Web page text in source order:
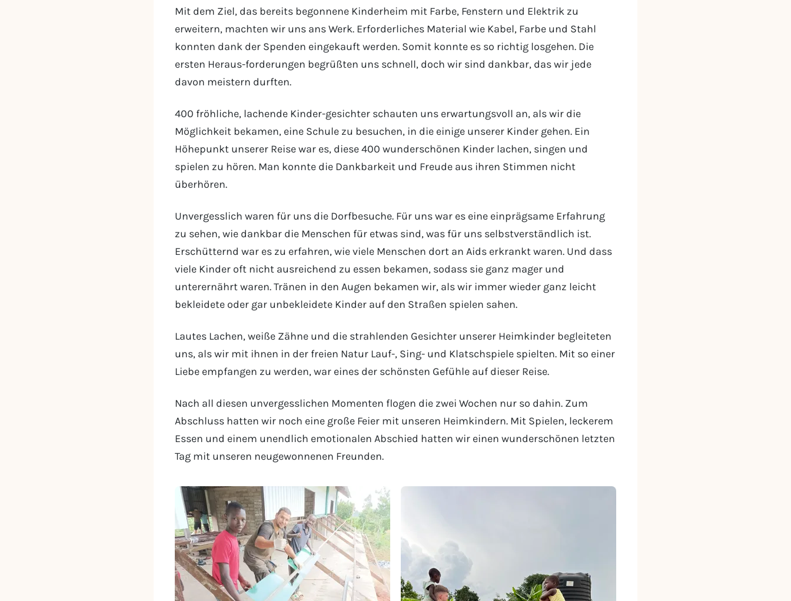
Mit dem Ziel, das bereits begonnene Kinderheim mit Farbe, Fenstern und Elektrik zu
erweitern, machten wir uns ans Werk. Erforderliches Material wie Kabel, Farbe und Stahl
konnten dank der Spenden eingekauft werden. Somit konnte es so richtig losgehen. Die
ersten Heraus-forderungen begrüßten uns schnell, doch wir sind dankbar, das wir jede
davon meistern durften.
400 fröhliche, lachende Kinder-gesichter schauten uns erwartungsvoll an, als wir die
Möglichkeit bekamen, eine Schule zu besuchen, in die einige unserer Kinder gehen. Ein
Höhepunkt unserer Reise war es, diese 400 wunderschönen Kinder lachen, singen und
spielen zu hören. Man konnte die Dankbarkeit und Freude aus ihren Stimmen nicht
überhören.
Unvergesslich waren für uns die Dorfbesuche. Für uns war es eine einprägsame Erfahrung
zu sehen, wie dankbar die Menschen für etwas sind, was für uns selbstverständlich ist.
Erschütternd war es zu erfahren, wie viele Menschen dort an Aids erkrankt waren. Und dass
viele Kinder oft nicht ausreichend zu essen bekamen, sodass sie ganz mager und
unterernährt waren. Tränen in den Augen bekamen wir, als wir immer wieder ganz leicht
bekleidete oder gar unbekleidete Kinder auf den Straßen spielen sahen.
Lautes Lachen, weiße Zähne und die strahlenden Gesichter unserer Heimkinder begleiteten
uns, als wir mit ihnen in der freien Natur Lauf-, Sing- und Klatschspiele spielten. Mit so einer
Liebe empfangen zu werden, war eines der schönsten Gefühle auf dieser Reise.
Nach all diesen unvergesslichen Momenten flogen die zwei Wochen nur so dahin. Zum
Abschluss hatten wir noch eine große Feier mit unseren Heimkindern. Mit Spielen, leckerem
Essen und einem unendlich emotionalen Abschied hatten wir einen wunderschönen letzten
Tag mit unseren neugewonnenen Freunden.